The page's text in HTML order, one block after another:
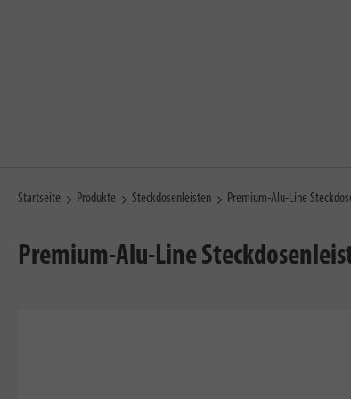
Startseite Produkte Steckdosenleisten Premium-Alu-Line
Premium-Alu-Line